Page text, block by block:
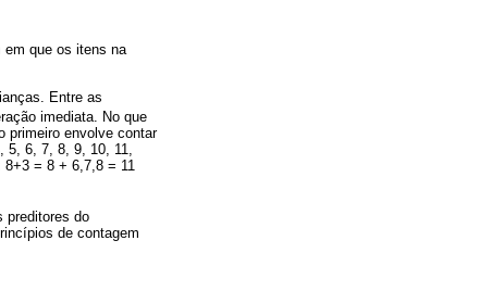
em que os itens na
Entre as
imediata. No que
primeiro envolve contar
5, 6, 7, 8, 9, 10, 11,
8+3 = 8 + 6,7,8 = 11
preditores do
de contagem